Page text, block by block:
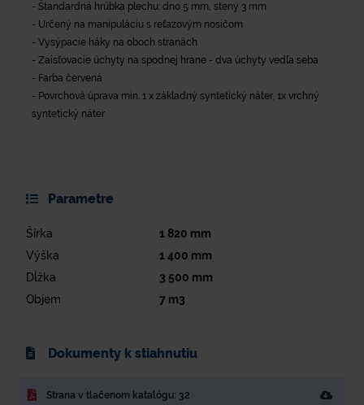
- Štandardná hrúbka plechu: dno 5 mm, steny 3 mm
- Určený na manipuláciu s reťazovým nosičom
- Vysýpacie háky na oboch stranách
- Zaisťovacie úchyty na spodnej hrane - dva úchyty vedľa seba
- Farba červená
- Povrchová úprava min. 1 x základný syntetický náter, 1x vrchný
syntetický náter
Parametre
Šírka 1 820 mm
Výška
1 400 mm
Dĺžka
3 500 mm
Objem
7m3
Dokumenty k stiahnutiu
Strana v tlačenom katalógu: 32